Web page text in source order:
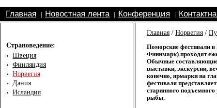
Главная Новостная лента| Конференция
Страноведение:
› Швеция
› Финляндия
› Норвегия
› Дания
› Исландия
Главная / Норвегия /
Поморские фестивали
Финнмарк) проходят
Обычные составляющие
выставки, экскурсии,
конечно, ярмарки на
фестиваля
старинного подъемного
рыбы.